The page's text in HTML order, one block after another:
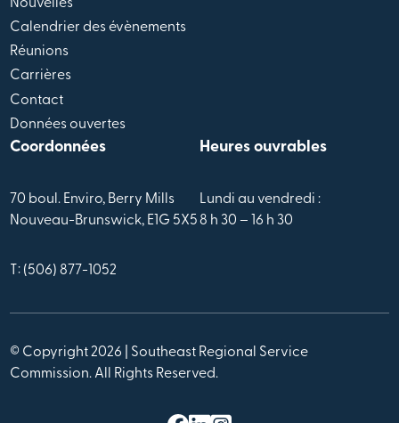
Nouvelles
Calendrier des évènements
Réunions
Carrières
Contact
Données ouvertes
Coordonnées
70 boul. Enviro, Berry Mills
Nouveau-Brunswick, E1G 5X5
T: (506) 877-1052
Heures ouvrables
Lundi au vendredi :
8 h 30 – 16 h 30
© Copyright 2026 | Southeast Regional Service
Commission. All Rights Reserved.